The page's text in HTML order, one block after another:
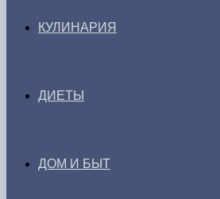
КУЛИНАРИЯ
ДИЕТЫ
ДОМ И БЫТ